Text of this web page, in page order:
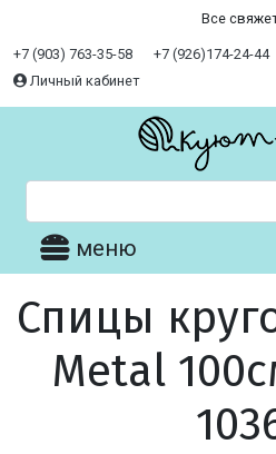
Все
+7 (903) 763-35-58 +7 (926)174-24-44
Личный кабинет
меню
Спицы
Metal